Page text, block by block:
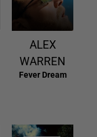
ALEX
WARREN
Fever Dream